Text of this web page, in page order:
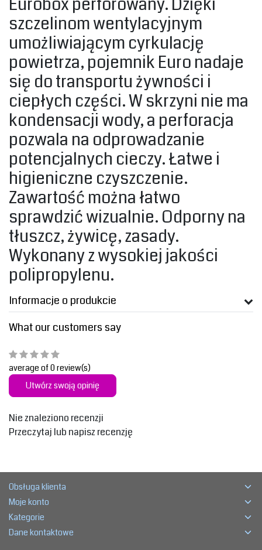
‎Eurobox perforowany. Dzięki
szczelinom wentylacyjnym
umożliwiającym cyrkulację
powietrza, pojemnik Euro nadaje
się do transportu żywności i
ciepłych części. W skrzyni nie ma
kondensacji wody, a perforacja
pozwala na odprowadzanie
potencjalnych cieczy. Łatwe i
higieniczne czyszczenie.
Zawartość można łatwo
sprawdzić wizualnie. Odporny na
tłuszcz, żywicę, zasady.
Wykonany z wysokiej jakości
polipropylenu.‎
Informacje o produkcie
What our customers say
average of 0 review(s)
Utwórz swoją opinię
Nie znaleziono recenzji
Przeczytaj lub napisz recenzję
Obsługa klienta
Moje konto
Kategorie
Dane kontaktowe